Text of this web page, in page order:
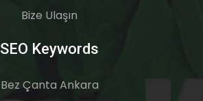
Bize Ulaşın
SEO Keywords
Bez Çanta Ankara